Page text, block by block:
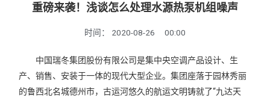
重磅来袭！浅谈怎么处理水源热泵机组噪声
时间： 2020-08-26 00:00
中国瑞冬集团股份有限公司是集中央空调产品设计、生
产、销售、安装于一体的现代大型企业。集团座落于园林秀丽
的鲁西北名城德州市，古运河悠久的航运文明铸就了“九达天